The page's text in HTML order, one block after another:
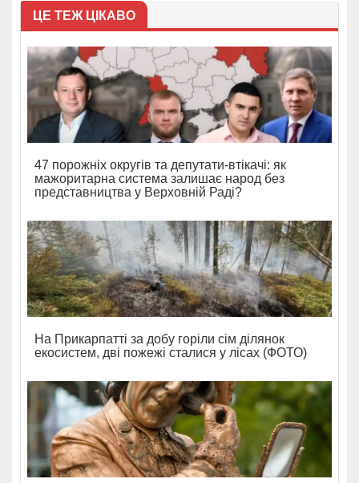
ЦЕ ТЕЖ ЦІКАВО
47 порожніх округів та депутати-втікачі: як
мажоритарна система залишає народ без
представництва у Верховній Раді?
На Прикарпатті за добу горіли сім ділянок
екосистем, дві пожежі сталися у лісах (ФОТО)